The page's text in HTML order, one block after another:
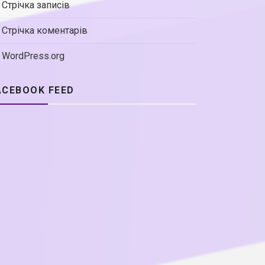
Стрічка записів
Стрічка коментарів
WordPress.org
FEED